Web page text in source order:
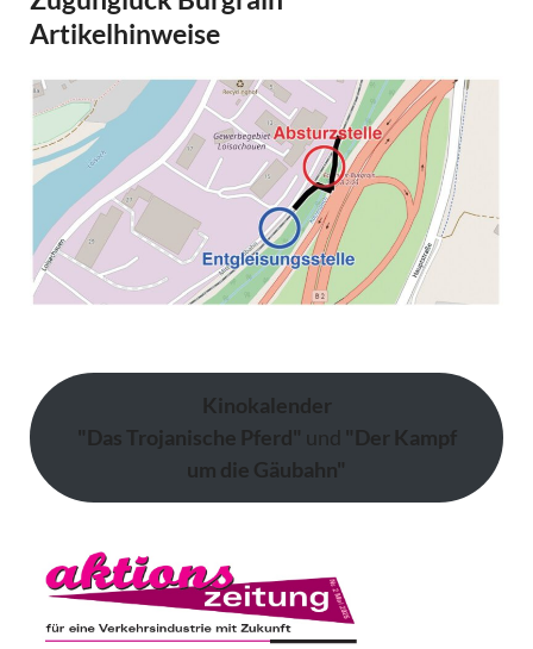
Artikelhinweise
Kinokalender
"Das Trojanische Pferd" und "Der Kampf
um die Gäubahn"